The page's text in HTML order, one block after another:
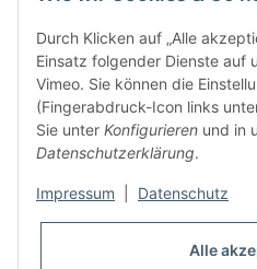
Neben dem Onlineshop haben
Frontline Games
Färbereiweg 3A
24358 Hütten
Oder mit Terminvereinbarung
Durch Klicken auf „Alle
Einsatz folgender Dienste auf
Vimeo. Sie können die
(Fingerabdruck-Icon links
Sie unter Konfigurieren und in
Datenschutzerklärung.
Impressum Datenschutz
Alle